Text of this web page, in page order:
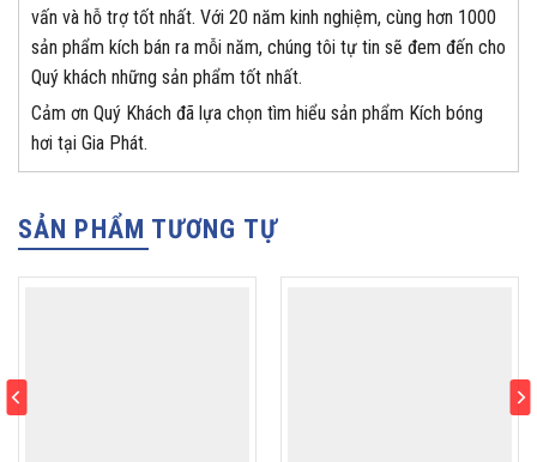
vấn và hỗ trợ tốt nhất. Với 20 năm kinh nghiệm, cùng hơn 1000
sản phẩm kích bán ra mỗi năm, chúng tôi tự tin sẽ đem đến cho
Quý khách những sản phẩm tốt nhất.
Cảm ơn Quý Khách đã lựa chọn tìm hiểu sản phẩm Kích bóng
hơi tại Gia Phát.
SẢN PHẨM TƯƠNG TỰ